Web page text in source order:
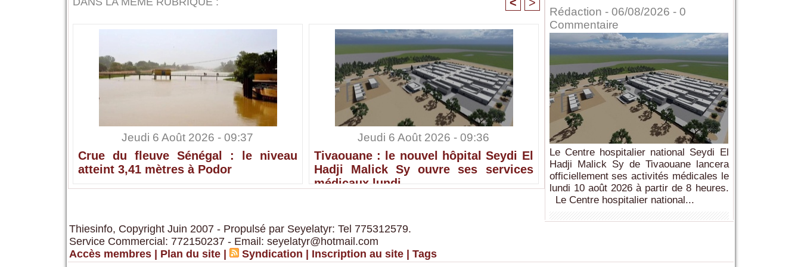
Jeudi 6 Août 2026 - 09:37
Crue du fleuve Sénégal : le niveau
atteint 3,41 mètres à Podor
Jeudi 6 Août 2026 - 09:36
Tivaouane : le nouvel hôpital Seydi El
Hadji Malick Sy ouvre ses services
médicaux lundi
Rédaction - 06/08/2026 - 0
Commentaire
Le Centre hospitalier national Seydi El
Hadji Malick Sy de Tivaouane lancera
officiellement ses activités médicales le
lundi 10 août 2026 à partir de 8 heures.
Le Centre hospitalier national...
Thiesinfo, Copyright Juin 2007 - Propulsé par Seyelatyr: Tel 775312579.
Service Commercial: 772150237 - Email: seyelatyr@hotmail.com
Accès membres
Plan du site Syndication Inscription au site Tags